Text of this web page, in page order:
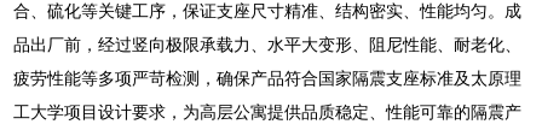
合、硫化等关键工序，保证支座尺寸精准、结构密实、性能均匀。成
品出厂前，经过竖向极限承载力、水平大变形、阻尼性能、耐老化、
疲劳性能等多项严苛检测，确保产品符合国家隔震支座标准及太原理
工大学项目设计要求，为高层公寓提供品质稳定、性能可靠的隔震产